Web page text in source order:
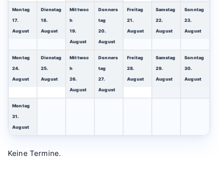
Montag
17.
August
Dienstag
18.
August
Mittwoc
h
19.
August
Donners
tag
20.
August
Freitag
21.
August
Samstag
22.
August
Sonntag
23.
August
Montag
24.
August
Dienstag
25.
August
Mittwoc
h
26.
August
Donners
tag
27.
August
Freitag
28.
August
Samstag
29.
August
Sonntag
30.
August
Montag
31.
August
Keine Termine.